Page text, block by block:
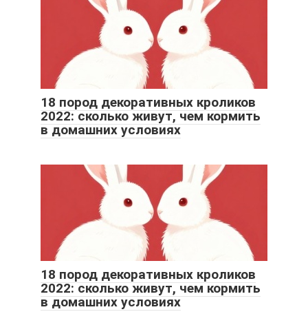
18 пород декоративных кроликов
2022: сколько живут, чем кормить
в домашних условиях
18 пород декоративных кроликов
2022: сколько живут, чем кормить
в домашних условиях